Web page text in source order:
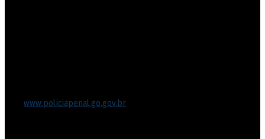
www.policiapenal.go.gov.br